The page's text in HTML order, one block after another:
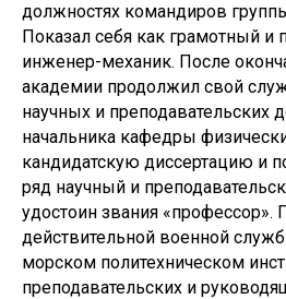
должностях командиров
Показал себя как грамотный и
инженер-механик. После
академии продолжил свой
научных и преподавательских
начальника кафедры
кандидатскую диссертацию и
ряд научный и
удостоин звания «профессор».
действительной военной
морском политехническом
преподавательских и